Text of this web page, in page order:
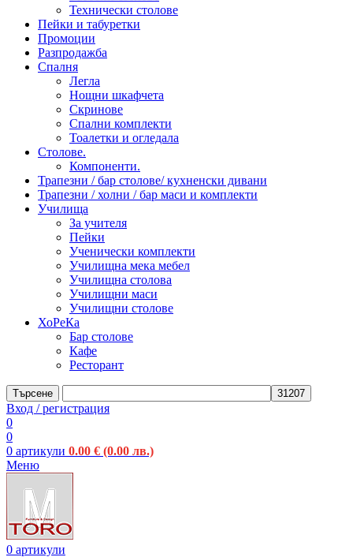
Технически столове
Пейки и табуретки
Промоции
Разпродажба
Спалня
Легла
Нощни шкафчета
Скринове
Спални комплекти
Тоалетки и огледала
Столове.
Компоненти.
Трапезни / бар столове/ кухненски дивани
Трапезни / холни / бар маси и комплекти
Училища
За учителя
Пейки
Ученически комплекти
Училищна мека мебел
Училищна столова
Училищни маси
Училищни столове
ХоРеКа
Бар столове
Кафе
Ресторант
Търсене
Вход / регистрация
0
0
0 артикули 0.00 € (0.00 лв.)
Меню
0 артикули